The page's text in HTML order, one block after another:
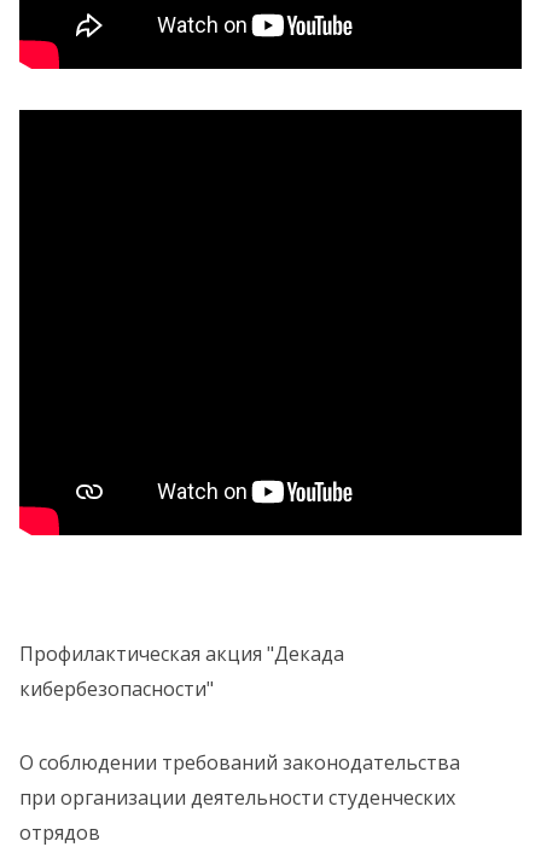
Профилактическая акция "Декада
кибербезопасности"
О соблюдении требований законодательства
при организации деятельности студенческих
отрядов